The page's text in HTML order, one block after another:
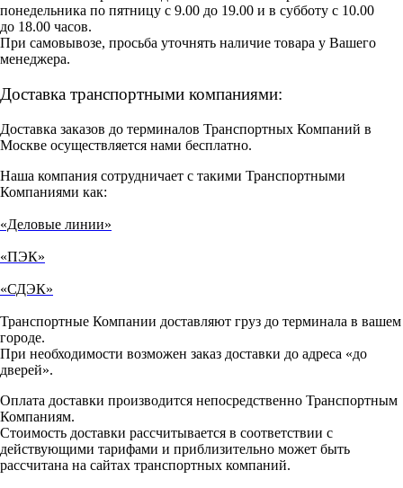
понедельника по пятницу с 9.00 до 19.00 и в субботу с 10.00
до 18.00 часов.
При самовывозе, просьба уточнять наличие товара у Вашего
менеджера.
Доставка транспортными компаниями:
Доставка заказов до терминалов Транспортных Компаний в
Москве осуществляется нами бесплатно.
Наша компания сотрудничает с такими Транспортными
Компаниями как:
«Деловые линии»
«ПЭК»
«СДЭК»
Транспортные Компании доставляют груз до терминала в вашем
городе.
При необходимости возможен заказ доставки до адреса «до
дверей».
Оплата доставки производится непосредственно Транспортным
Компаниям.
Стоимость доставки рассчитывается в соответствии с
действующими тарифами и приблизительно может быть
рассчитана на сайтах транспортных компаний.